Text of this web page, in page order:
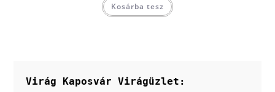
Kosárba tesz
Virág Kaposvár Virágüzlet: